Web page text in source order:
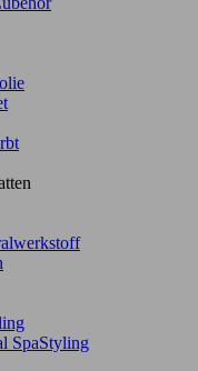
SpaStyling